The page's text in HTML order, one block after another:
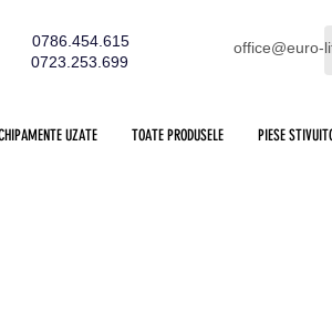
0786.454.615
0723.253.699
office@euro-
UZATE TOATE PRODUSELE PIESE